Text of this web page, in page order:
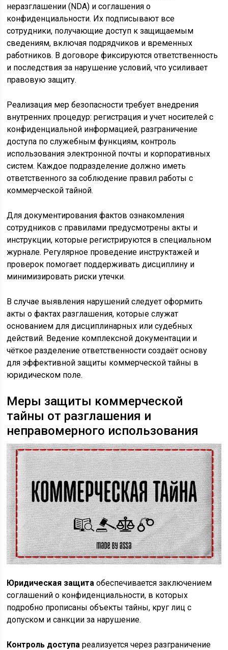
неразглашении (NDA) и соглашения о
конфиденциальности. Их подписывают все
сотрудники, получающие доступ к защищаемым
сведениям, включая подрядчиков и временных
работников. В договоре фиксируются ответственность
и последствия за нарушение условий, что усиливает
правовую защиту.
Реализация мер безопасности требует внедрения
внутренних процедур: регистрация и учет носителей с
конфиденциальной информацией, разграничение
доступа по служебным функциям, контроль
использования электронной почты и корпоративных
систем. Каждое подразделение должно иметь
ответственного за соблюдение правил работы с
коммерческой тайной.
Для документирования фактов ознакомления
сотрудников с правилами предусмотрены акты и
инструкции, которые регистрируются в специальном
журнале. Регулярное проведение инструктажей и
проверок помогает поддерживать дисциплину и
минимизировать риски утечки.
В случае выявления нарушений следует оформить
акты о фактах разглашения, которые служат
основанием для дисциплинарных или судебных
действий. Ведение комплексной документации и
чёткое разделение ответственности создаёт основу
для эффективной защиты коммерческой тайны в
юридическом поле.
Меры защиты коммерческой
тайны от разглашения и
неправомерного использования
Юридическая защита обеспечивается заключением
соглашений о конфиденциальности, в которых
подробно прописаны объекты тайны, круг лиц с
допуском и санкции за нарушение.
Контроль доступа реализуется через разграничение